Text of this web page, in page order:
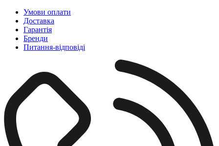
Умови оплати
Доставка
Гарантія
Бренди
Питання-відповіді